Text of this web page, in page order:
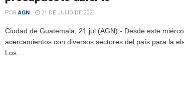
POR AGN 21 DE JULIO DE 2021
Ciudad de Guatemala, 21 jul (AGN).- Desde este
acercamientos con diversos sectores del país para la
Los ...